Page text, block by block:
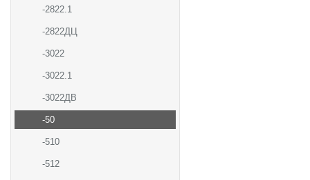
-2822.1
-2822ДЦ
-3022
-3022.1
-3022ДВ
-50
-510
-512